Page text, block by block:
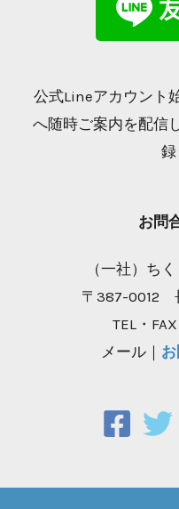
公式Lineアカウント
へ随時ご案内を配信
お問
（一社）ち
〒387-0012
TEL・
メール｜